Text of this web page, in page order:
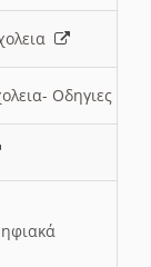
Οδηγιες